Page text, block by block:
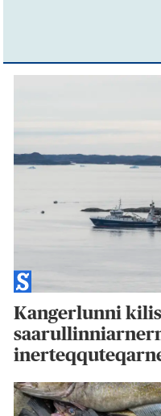
Kangerlunni